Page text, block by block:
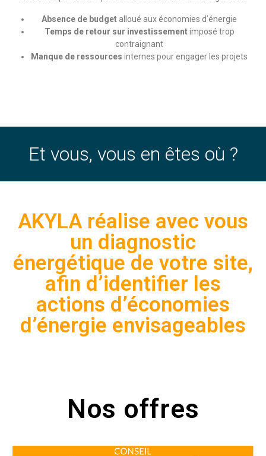
Absence de budget alloué aux économies d’énergie
Temps de retour sur investissementimposé trop
contraignant
Manque de ressources internes pour engager les projets
Et vous, vous en êtes où ?
AKYLA réalise avec vous
un diagnostic
énergétique de votre site,
afin d’identifier les
actions d’économies
d’énergie envisageables
Nos offres